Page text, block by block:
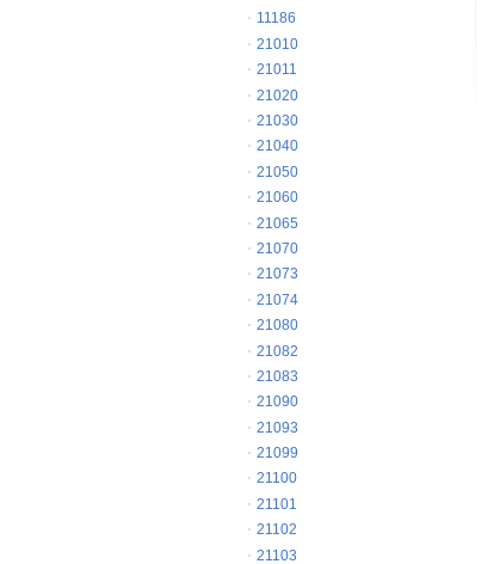
11186
21010
21011
21020
21030
21040
21050
21060
21065
21070
21073
21074
21080
21082
21083
21090
21093
21099
21100
21101
21102
21103